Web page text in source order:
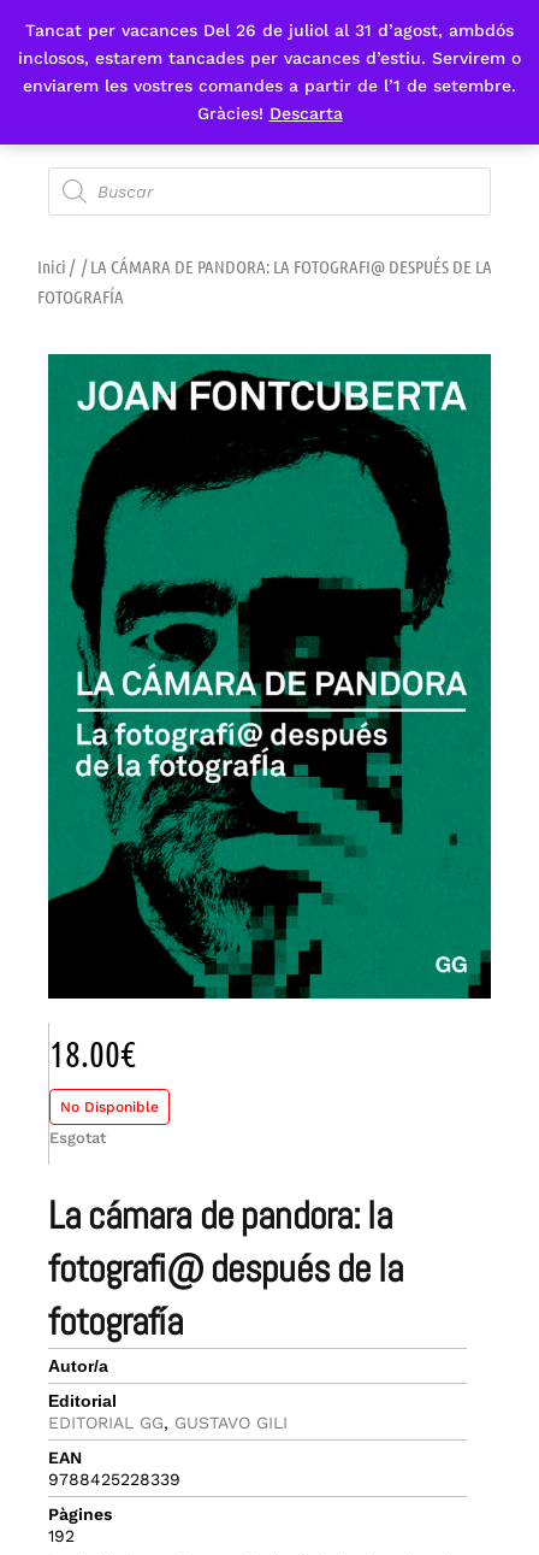
Tancat per vacances Del 26 de juliol al 31 d’agost, ambdós
inclosos, estarem tancades per vacances d’estiu. Servirem o
enviarem les vostres comandes a partir de l’1 de setembre.
Gràcies! Descarta
Fes-te'n sòcia
Inici / / LA CÁMARA DE PANDORA: LA FOTOGRAFI@ DESPUÉS DE LA
FOTOGRAFÍA
la cámara de pandora: la
fotografi@ después de la
fotografía
Autor/a
Editorial
EDITORIAL GG, GUSTAVO GILI
EAN
9788425228339
Pàgines
192
18.00€
No Disponible
Esgotat